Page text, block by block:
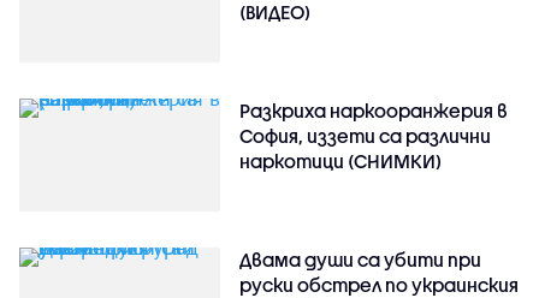
(ВИДЕО)
Разкриха наркооранжерия в
София, иззети са различни
наркотици (СНИМКИ)
Двама души са убити при
руски обстрeл по украинския